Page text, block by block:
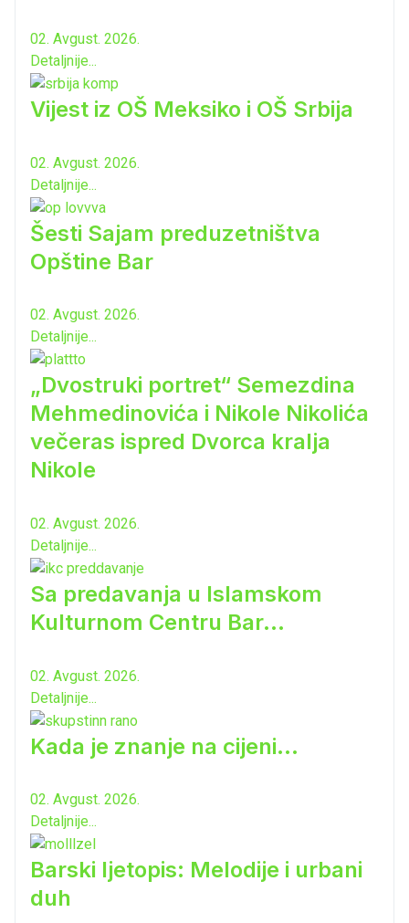
02. Avgust. 2026.
Detaljnije...
Vijest iz OŠ Meksiko i OŠ Srbija
02. Avgust. 2026.
Detaljnije...
Šesti Sajam preduzetništva
Opštine Bar
02. Avgust. 2026.
Detaljnije...
„Dvostruki portret“ Semezdina
Mehmedinovića i Nikole Nikolića
večeras ispred Dvorca kralja
Nikole
02. Avgust. 2026.
Detaljnije...
Sa predavanja u Islamskom
Kulturnom Centru Bar...
02. Avgust. 2026.
Detaljnije...
Kada je znanje na cijeni...
02. Avgust. 2026.
Detaljnije...
Barski ljetopis: Melodije i urbani
duh